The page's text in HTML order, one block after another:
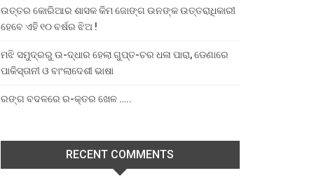
ଉତ୍ତର କୋରିଆର ଶାସକ କିମ ଜୋଙ୍ଗ ଉନଙ୍କ ଉତ୍ତରାଧିକାରୀ
ହେବେ ଏହି ୧୦ ବର୍ଷର ଝିଅ !
ମଝି ସମୁଦ୍ରରୁ ଉ-ଦ୍ଧାର ହେଲା ଗୁପ୍ତ-ଚର ଧଳା ପାରା, ଡେଣାରେ
ପାକିସ୍ତାନୀ ଓ ବାଂଲାଦେଶୀ ଭାଷା
ରଙ୍ଗ ବଦଳରେ ର-କ୍ତର ଖେଳ …..
RECENT COMMENTS